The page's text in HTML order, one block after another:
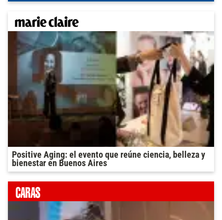
Positive Aging: el evento que reúne ciencia, belleza y
bienestar en Buenos Aires